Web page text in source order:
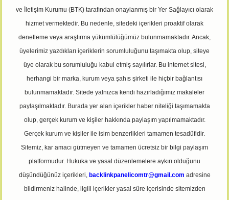
ve İletişim Kurumu (BTK) tarafından onaylanmış bir Yer Sağlayıcı olarak
hizmet vermektedir. Bu nedenle, sitedeki içerikleri proaktif olarak
denetleme veya araştırma yükümlülüğümüz bulunmamaktadır. Ancak,
üyelerimiz yazdıkları içeriklerin sorumluluğunu taşımakta olup, siteye
üye olarak bu sorumluluğu kabul etmiş sayılırlar. Bu internet sitesi,
herhangi bir marka, kurum veya şahıs şirketi ile hiçbir bağlantısı
bulunmamaktadır. Sitede yalnızca kendi hazırladığımız makaleler
paylaşılmaktadır. Burada yer alan içerikler haber niteliği taşımamakta
olup, gerçek kurum ve kişiler hakkında paylaşım yapılmamaktadır.
Gerçek kurum ve kişiler ile isim benzerlikleri tamamen tesadüfidir.
Sitemiz, kar amacı gütmeyen ve tamamen ücretsiz bir bilgi paylaşım
platformudur. Hukuka ve yasal düzenlemelere aykırı olduğunu
düşündüğünüz içerikleri, backlinkpanelicomtr@gmail.com adresine
bildirmeniz halinde, ilgili içerikler yasal süre içerisinde sitemizden